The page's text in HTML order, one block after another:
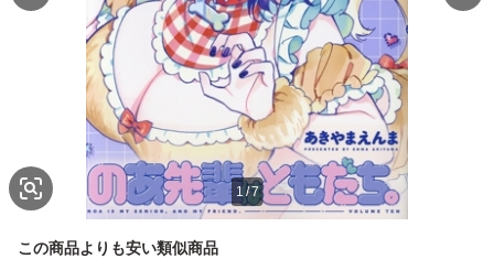
1 /7
この商品よりも安い類似商品